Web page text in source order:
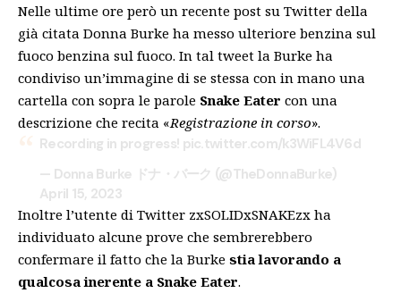
Nelle ultime ore però un recente post su Twitter della
già citata Donna Burke ha messo ulteriore benzina sul
fuoco benzina sul fuoco. In tal tweet la Burke ha
condiviso un’immagine di se stessa con in mano una
cartella con sopra le parole Snake Eater con una
descrizione che recita «Registrazione in corso».
Recording in progress! pic.twitter.com/k3WiFL4V6d
— Donna Burke ドナ・バーク (@TheDonnaBurke)
April 15, 2023
Inoltre l’utente di Twitter zxSOLIDxSNAKEzx ha
individuato alcune prove che sembrerebbero
confermare il fatto che la Burke stia lavorando a
qualcosa inerente a Snake Eater.